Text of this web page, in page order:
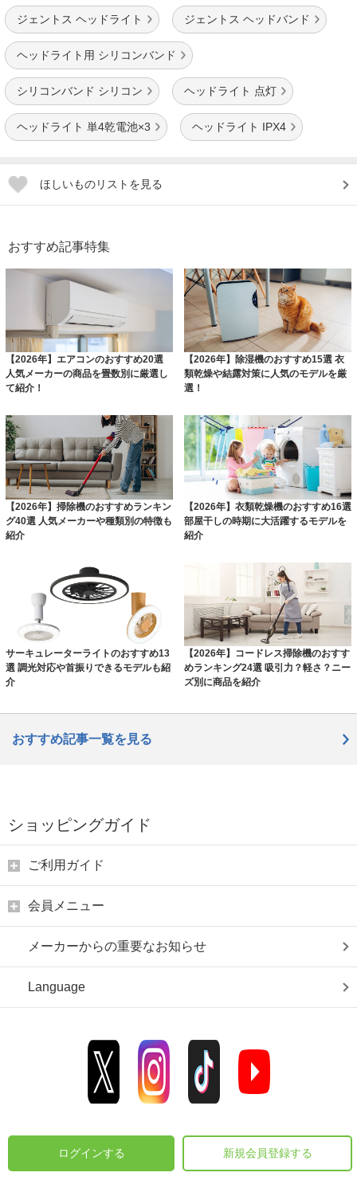
ジェントス ヘッドライト ジェントス ヘッドバンド
ヘッドライト用 シリコンバンド
シリコンバンド シリコン ヘッドライト 点灯
ヘッドライト 単4乾電池×3 ヘッドライト IPX4
ほしいものリストを見る
おすすめ記事特集
【2026年】エアコンのおすすめ20選
人気メーカーの商品を畳数別に厳選し
て紹介！
【2026年】除湿機のおすすめ15選 衣
類乾燥や結露対策に人気のモデルを厳
選！
【2026年】掃除機のおすすめランキン
グ40選 人気メーカーや種類別の特徴も
紹介
【2026年】衣類乾燥機のおすすめ16選
部屋干しの時期に大活躍するモデルを
紹介
サーキュレーターライトのおすすめ13
選 調光対応や首振りできるモデルも紹
介
【2026年】コードレス掃除機のおすす
めランキング24選 吸引力？軽さ？ニー
ズ別に商品を紹介
おすすめ記事一覧を見る
ショッピングガイド
ご利用ガイド
会員メニュー
メーカーからの重要なお知らせ
Language
ログインする 新規会員登録する